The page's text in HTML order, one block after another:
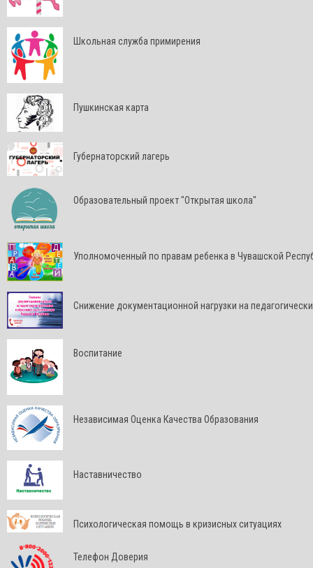
Школьная служба примирения
Пушкинская карта
Губернаторский лагерь
Образовательный проект "Открытая школа"
Уполномоченный по правам ребенка в Чувашской
Снижение документационной нагрузки на
Воспитание
Независимая Оценка Качества Образования
Наставничество
Психологическая помощь в кризисных ситуациях
Телефон Доверия